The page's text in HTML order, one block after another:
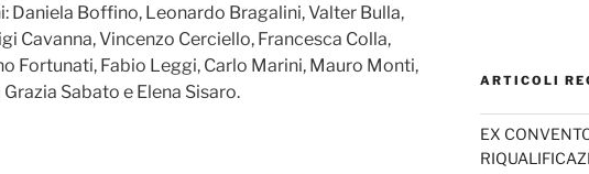
Daniela Boffino, Leonardo Bragalini, Valter Bulla,
Cavanna, Vincenzo Cerciello, Francesca Colla,
Fortunati, Fabio Leggi, Carlo Marini, Mauro Monti,
Sabato e Elena Sisaro.
ARTICOLI
EX